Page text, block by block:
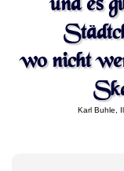
und es
wo nicht
Karl Buhle,